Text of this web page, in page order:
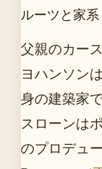
ルーツと家系
父親のカー
ヨハンソン
身の建築家
スローンは
のプロデュ